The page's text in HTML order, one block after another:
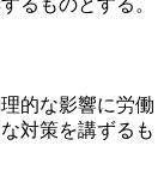
的な影響に労働
対策を講ずるも